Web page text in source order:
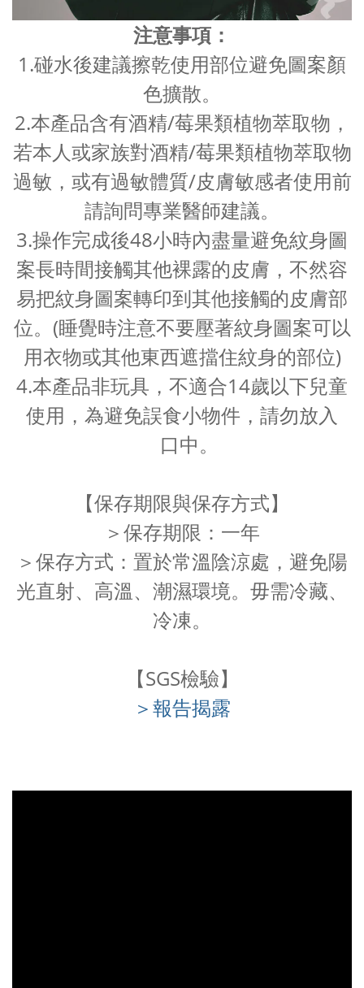
注意事項：
1.碰水後建議擦乾使用部位避免圖案顏
色擴散。
2.本產品含有酒精/莓果類植物萃取物，
若本人或家族對酒精/莓果類植物萃取物
過敏，或有過敏體質/皮膚敏感者使用前
請詢問專業醫師建議。
3.操作完成後48小時內盡量避免紋身圖
案長時間接觸其他裸露的皮膚，不然容
易把紋身圖案轉印到其他接觸的皮膚部
位。(睡覺時注意不要壓著紋身圖案可以
用衣物或其他東西遮擋住紋身的部位)
4.本產品非玩具，不適合14歲以下兒童
使用，為避免誤食小物件，請勿放入
口中。
【保存期限與保存方式】
＞保存期限：一年
＞保存方式：置於常溫陰涼處，避免陽
光直射、高溫、潮濕環境。毋需冷藏、
冷凍。
【SGS檢驗】
＞報告揭露